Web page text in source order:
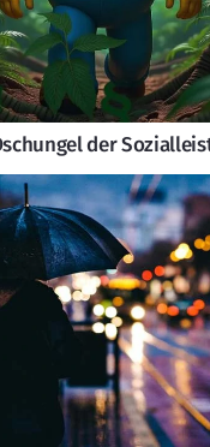
der